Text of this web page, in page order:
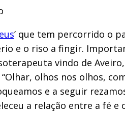
’ que tem percorrido o
e o riso a fingir.
vindo de
olhos nos olhos,
e a seguir
a relação entre a fé